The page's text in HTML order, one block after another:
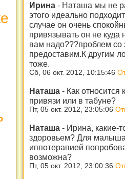
Ирина - Наташа мы не
этого идеально
случае он очень
привязывать он не куда
вам надо???проблем со
предоставим.К другим
тоже.
Сб, 06 окт. 2012, 10:15:46
Наташа - Как относится
привязи или в табуне?
Пт, 05 окт. 2012, 23:05:06
Наташа - Ирина, какие-
здоровьем? Для
иппотерапией
возможна?
Пт, 05 окт. 2012, 23:00:36